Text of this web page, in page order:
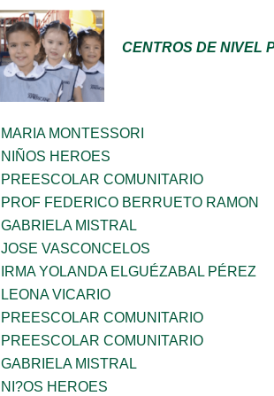
CENTROS DE NIVEL
MARIA MONTESSORI
NIÑOS HEROES
PREESCOLAR COMUNITARIO
PROF FEDERICO BERRUETO RAMON
GABRIELA MISTRAL
JOSE VASCONCELOS
IRMA YOLANDA ELGUÉZABAL PÉREZ
LEONA VICARIO
PREESCOLAR COMUNITARIO
PREESCOLAR COMUNITARIO
GABRIELA MISTRAL
NI?OS HEROES